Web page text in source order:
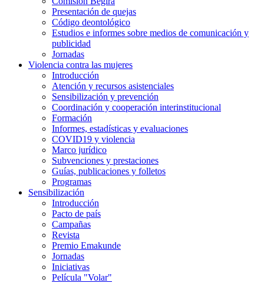
Presentación de quejas
Código deontológico
Estudios e informes sobre medios de comunicación y
publicidad
Jornadas
Violencia contra las mujeres
Introducción
Atención y recursos asistenciales
Sensibilización y prevención
Coordinación y cooperación interinstitucional
Formación
Informes, estadísticas y evaluaciones
COVID19 y violencia
Marco jurídico
Subvenciones y prestaciones
Guías, publicaciones y folletos
Programas
Sensibilización
Introducción
Pacto de país
Campañas
Revista
Premio Emakunde
Jornadas
Iniciativas
Película "Volar"